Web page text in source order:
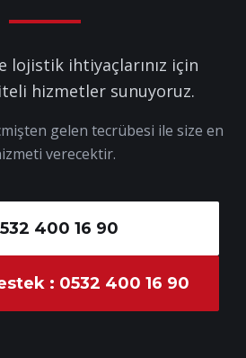
lojistik ihtiyaçlarınız için
hizmetler sunuyoruz.
gelen tecrübesi ile size en
verecektir.
400 16 90
: 0532 400 16 90